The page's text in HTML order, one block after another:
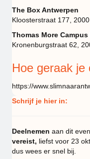
The Box Antwerpen
Kloosterstraat 177,
Thomas More
Kronenburgstraat 62,
Hoe geraak je
https://
Schrijf je hier in:
Deelnemen aan dit
vereist, liefst voor 23
dus wees er snel bij.